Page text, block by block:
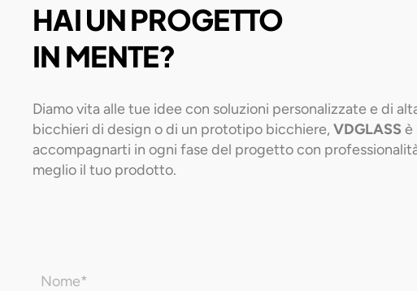
HAI UN PROGETTO
IN MENTE?
Diamo vita alle tue idee con soluzioni personalizzate e di
bicchieri di design o di un prototipo bicchiere, VDGLASS è
accompagnarti in ogni fase del progetto con
meglio il tuo prodotto.